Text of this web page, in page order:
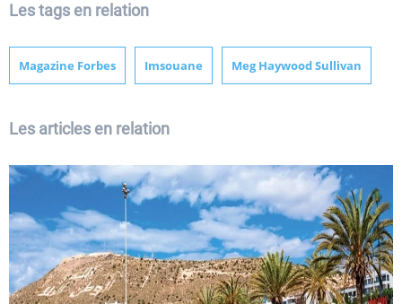
Les tags en relation
Magazine Forbes Imsouane Meg Haywood Sullivan
Les articles en relation